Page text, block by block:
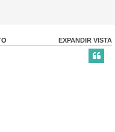
EXPANDIR VISTA